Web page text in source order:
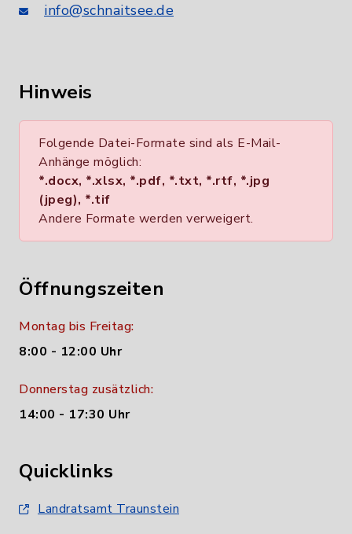
info@schnaitsee.de
Hinweis
Folgende Datei-Formate sind als E-Mail-
Anhänge möglich:
*.docx, *.xlsx, *.pdf, *.txt, *.rtf, *.jpg
(jpeg), *.tif
Andere Formate werden verweigert.
Öffnungszeiten
Montag bis Freitag:
8:00 - 12:00 Uhr
Donnerstag zusätzlich:
14:00 - 17:30 Uhr
Quicklinks
Landratsamt Traunstein